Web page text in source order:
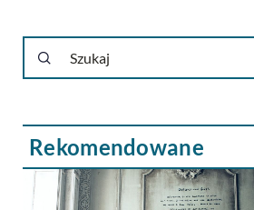
Rekomendowane